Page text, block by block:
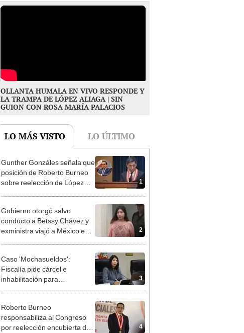
OLLANTA HUMALA EN VIVO RESPONDE Y
LA TRAMPA DE LÓPEZ ALIAGA | SIN
GUION CON ROSA MARÍA PALACIOS
LO MÁS VISTO
1
posición de Roberto Burneo
sobre reelección de López
Aliaga no representan al JNE
2
conducto a Betssy Chávez y
exministra viajó a México en
la madrugada
Fiscalía pide cárcel e
inhabilitación para
excongresista fujimorista
4
responsabiliza al Congreso
por reelección encubierta de
alcaldes